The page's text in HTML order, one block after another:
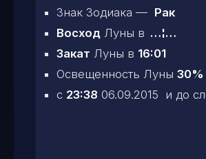
Знак Зодиака — Рак
Восход Луны в …¦…
Закат Луны в 16:01
Освещенность Луны 30%
c 23:38 06.09.2015 и до